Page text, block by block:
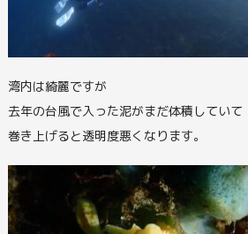
湾内は綺麗ですが
去年の台風で入った泥がまだ体積していて
巻き上げると透明度悪くなります。